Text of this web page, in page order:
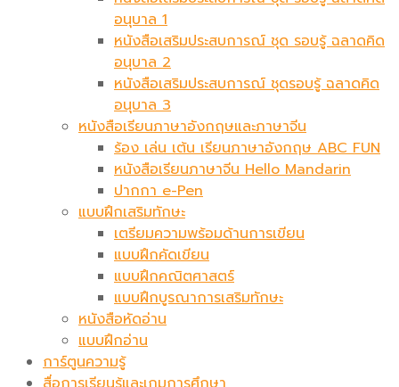
อนุบาล 1
หนังสือเสริมประสบการณ์ ชุด รอบรู้ ฉลาดคิด
อนุบาล 2
หนังสือเสริมประสบการณ์ ชุดรอบรู้ ฉลาดคิด
อนุบาล 3
หนังสือเรียนภาษาอังกฤษและภาษาจีน
ร้อง เล่น เต้น เรียนภาษาอังกฤษ ABC FUN
หนังสือเรียนภาษาจีน Hello Mandarin
ปากกา e-Pen
แบบฝึกเสริมทักษะ
เตรียมความพร้อมด้านการเขียน
แบบฝึกคัดเขียน
แบบฝึกคณิตศาสตร์
แบบฝึกบูรณาการเสริมทักษะ
หนังสือหัดอ่าน
แบบฝึกอ่าน
การ์ตูนความรู้